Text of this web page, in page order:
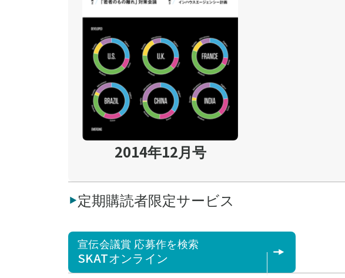
2014年12月号
定期購読者限定サービス
宣伝会議賞 応募作を検索
SKATオンライン